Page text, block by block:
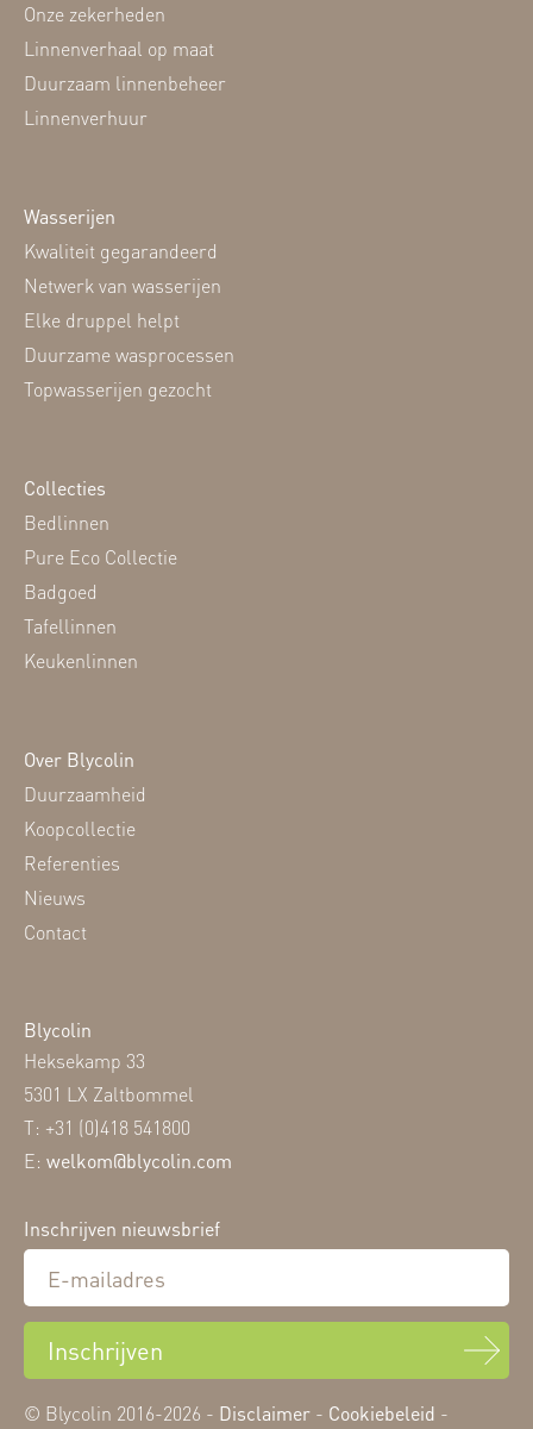
Onze zekerheden
Linnenverhaal op maat
Duurzaam linnenbeheer
Linnenverhuur
Wasserijen
Kwaliteit gegarandeerd
Netwerk van wasserijen
Elke druppel helpt
Duurzame wasprocessen
Topwasserijen gezocht
Collecties
Bedlinnen
Pure Eco Collectie
Badgoed
Tafellinnen
Keukenlinnen
Over Blycolin
Duurzaamheid
Koopcollectie
Referenties
Nieuws
Contact
Blycolin
Heksekamp 33
5301 LX Zaltbommel
T: +31 (0)418 541800
E: welkom@blycolin.com
Inschrijven nieuwsbrief
Inschrijven
© Blycolin 2016-2026 - Disclaimer - Cookiebeleid -